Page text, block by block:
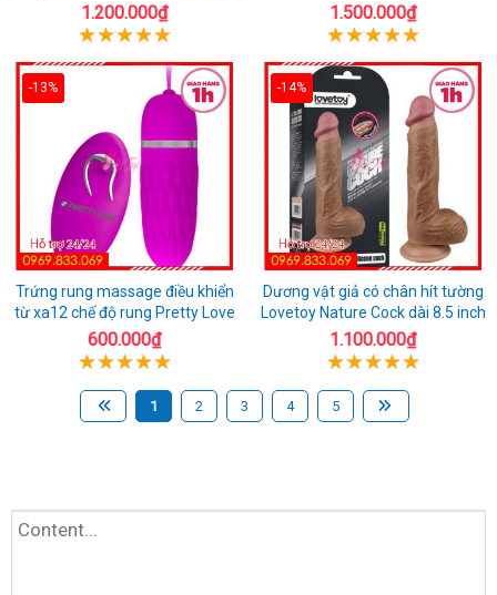
1.200.000₫ 1.500.000₫
-13%
Trứng rung massage điều khiển
từ xa12 chế độ rung Pretty Love
600.000₫
-14%
Dương vật giả có chân hít tường
Lovetoy Nature Cock dài 8.5 inch
1.100.000₫
1 2 3 4 5